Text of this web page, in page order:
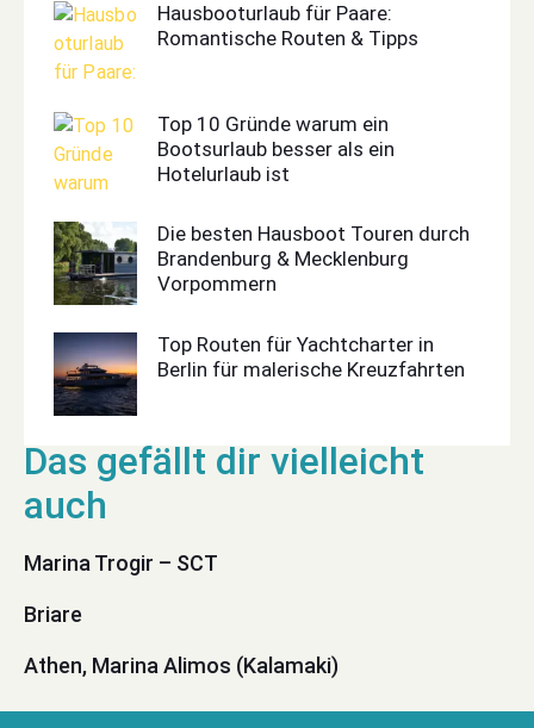
Hausbooturlaub für Paare:
Romantische Routen & Tipps
Top 10 Gründe warum ein
Bootsurlaub besser als ein
Hotelurlaub ist
Die besten Hausboot Touren durch
Brandenburg & Mecklenburg
Vorpommern
Top Routen für Yachtcharter in
Berlin für malerische Kreuzfahrten
Marina Trogir – SCT
Briare
Athen, Marina Alimos (Kalamaki)